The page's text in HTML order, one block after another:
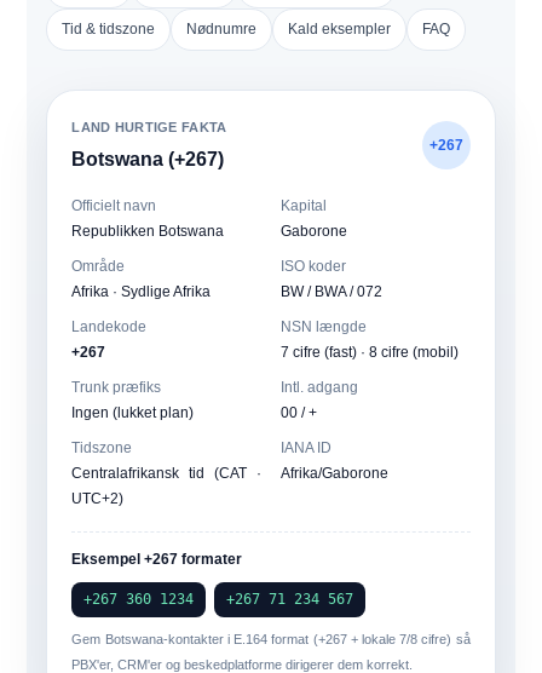
Tid & tidszone Nødnumre Kald eksempler FAQ
LAND HURTIGE FAKTA
Botswana (+267)
+267
Officielt navn
Republikken Botswana
Kapital
Gaborone
Område
Afrika · Sydlige Afrika
ISO koder
BW / BWA / 072
Landekode
+267
NSN længde
7 cifre (fast) · 8 cifre (mobil)
Trunk præfiks
Ingen (lukket plan)
Intl. adgang
00 / +
Tidszone
Centralafrikansk tid (CAT ·
UTC+2)
IANA ID
Afrika/Gaborone
Eksempel +267 formater
+267 360 1234 +267 71 234 567
Gem Botswana-kontakter i E.164 format (+267 + lokale 7/8 cifre) så
PBX'er, CRM'er og beskedplatforme dirigerer dem korrekt.